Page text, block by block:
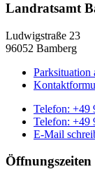
Landratsamt
Ludwigstraße 23
96052 Bamberg
Parksituation
Telefon: +49
Telefon: +49
E-Mail
Öffnungszeiten